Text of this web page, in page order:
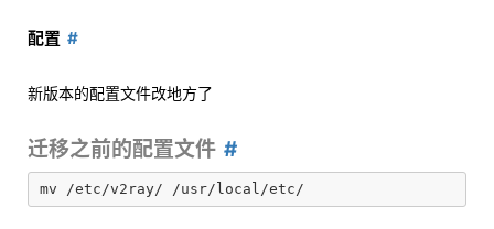
配置
新版本的配置文件改地方了
迁移之前的配置文件